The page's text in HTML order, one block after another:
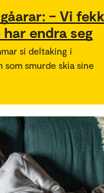
– Vi fekk
endra seg
si deltaking i
smurde skia sine